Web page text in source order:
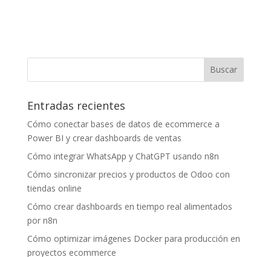
Entradas recientes
Cómo conectar bases de datos de ecommerce a
Power BI y crear dashboards de ventas
Cómo integrar WhatsApp y ChatGPT usando n8n
Cómo sincronizar precios y productos de Odoo con
tiendas online
Cómo crear dashboards en tiempo real alimentados
por n8n
Cómo optimizar imágenes Docker para producción en
proyectos ecommerce